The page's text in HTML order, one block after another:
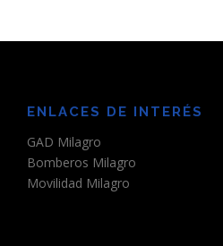
ENLACES DE INTERÉS
GAD Milagro
Bomberos Milagro
Movilidad Milagro